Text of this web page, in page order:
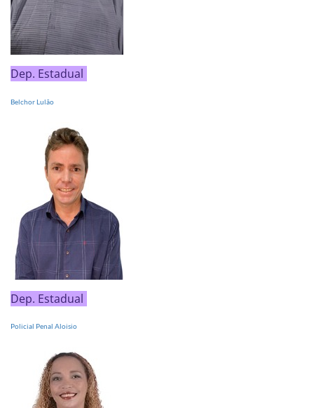
Dep. Estadual
Belchor Lulão
Dep. Estadual
Policial Penal Aloisio